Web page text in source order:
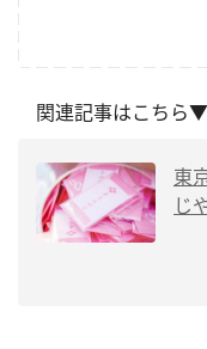
関連記事はこちら▼
東
じ